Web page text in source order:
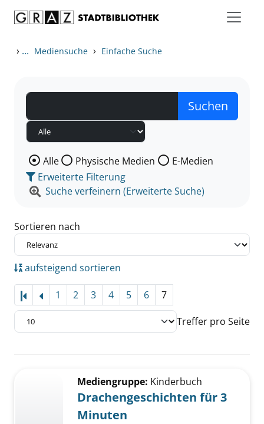
› ... Mediensuche › Einfache Suche
Wählen Sie die Medienart nach der Sie suchen wollen.
Alle Physische Medien
E-Medien
Erweiterte Filterung
Suche verfeinern (Erweiterte Suche)
Sortieren nach
aufsteigend sortieren
1 2 3 4 5 6 7
Treffer pro Seite
Zu den Suchfiltern springen
Mediengruppe: Kinderbuch
Drachengeschichten für 3
Minuten